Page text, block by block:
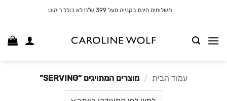
משלוחים חינם בקנייה מעל 399 ש"ח לא כולל ריהוט
עמוד הבית / מוצרים המתויגים “SERVING”